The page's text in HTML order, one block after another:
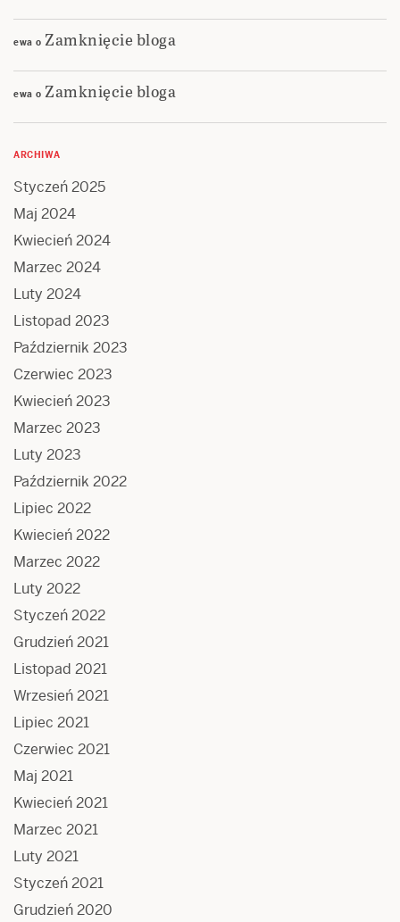
ewa o Zamknięcie bloga
ewa o Zamknięcie bloga
ARCHIWA
Styczeń 2025
Maj 2024
Kwiecień 2024
Marzec 2024
Luty 2024
Listopad 2023
Październik 2023
Czerwiec 2023
Kwiecień 2023
Marzec 2023
Luty 2023
Październik 2022
Lipiec 2022
Kwiecień 2022
Marzec 2022
Luty 2022
Styczeń 2022
Grudzień 2021
Listopad 2021
Wrzesień 2021
Lipiec 2021
Czerwiec 2021
Maj 2021
Kwiecień 2021
Marzec 2021
Luty 2021
Styczeń 2021
Grudzień 2020